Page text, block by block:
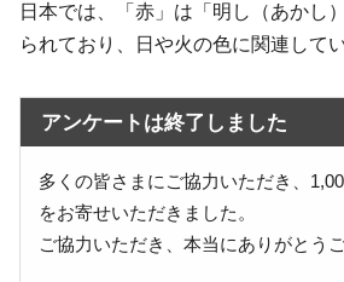
日本では、「赤」は「明し（あかし
られており、日や火の色に関連して
アンケートは終了しました
多くの皆さまにご協力いただき、
をお寄せいただきました。
ご協力いただき、本当にありがとう